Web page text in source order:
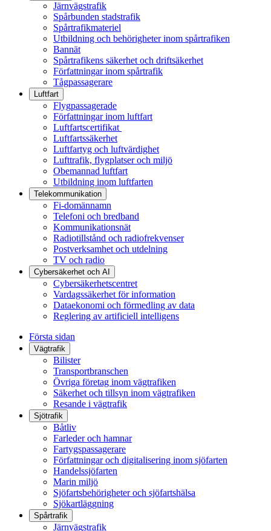
Järnvägstrafik
Spårbunden stadstrafik
Spårtrafikmateriel
Utbildning och behörigheter inom spårtrafiken
Bannät
Spårtrafikens säkerhet och driftsäkerhet
Författningar inom spårtrafik
Tågpassagerare
Luftfart
Flygpassagerade
Författningar inom luftfart
Luftfartscertifikat
Luftfartssäkerhet
Luftfartyg och luftvärdighet
Lufttrafik, flygplatser och miljö
Obemannad luftfart
Utbildning inom luftfarten
Telekommunikation
Fi-domännamn
Telefoni och bredband
Kommunikationsnät
Radiotillstånd och radiofrekvenser
Postverksamhet och utdelning
TV och radio
Cybersäkerhet och AI
Cybersäkerhetscentret
Vardagssäkerhet för information
Dataekonomi och förmedling av data
Reglering av artificiell intelligens
Första sidan
Vägtrafik
Bilister
Transportbranschen
Övriga företag inom vägtrafiken
Säkerhet och tillsyn inom vägtrafiken
Resande i vägtrafik
Sjötrafik
Båtliv
Farleder och hamnar
Fartygspassagerare
Författningar och digitalisering inom sjöfarten
Handelssjöfarten
Marin miljö
Sjöfartsbehörigheter och sjöfartshälsa
Sjökartläggning
Spårtrafik
Järnvägstrafik